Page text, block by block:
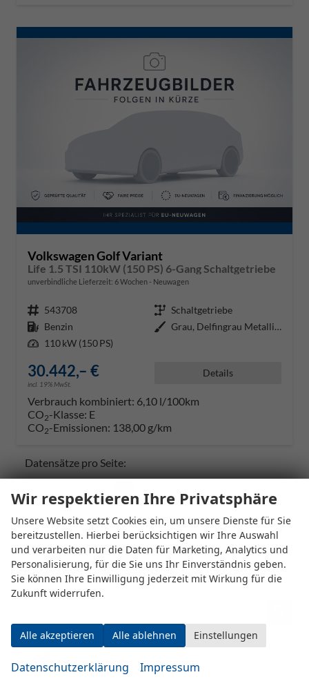
Volkswagen Golf Variant
Life 1.5 TSI 110kW (150 PS) 6-Gang Schaltgetriebe
unverbindliche Lieferzeit: 6 Wochen Neuwagen
Fahrzeugnr. 543708 Getriebe Schaltgetriebe
Kraftstoff Benzin Außenfarbe
Grau, Delfingrau Metallic (B0)
Leistung 110 kW (150 PS)
30.442,– €
incl. 19% MwSt.
Details
Verbrauch kombiniert: 6,10 l/100km
CO2-Klasse: E
CO2-Emissionen: 138,00 g/km
Datensätze pro Seite:
Seiten:
1 2 3 4
Wir respektieren Ihre Privatsphäre
Unsere Website setzt Cookies ein, um unsere Dienste für Sie
bereitzustellen. Hierbei berücksichtigen wir Ihre Auswahl
und verarbeiten nur die Daten für Marketing, Analytics und
Personalisierung, für die Sie uns Ihr Einverständnis geben.
Sie können Ihre Einwilligung jederzeit mit Wirkung für die
Zukunft widerrufen.
Alle akzeptieren Alle ablehnen Einstellungen
Datenschutzerklärung Impressum